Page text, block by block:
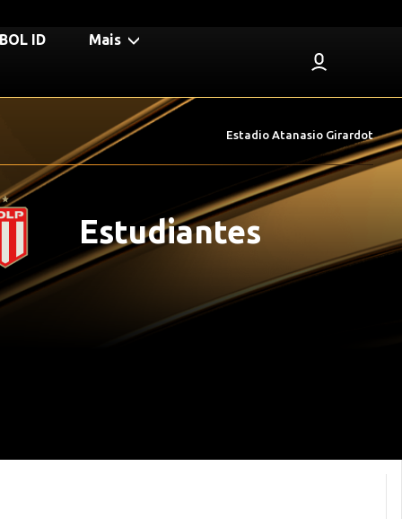
ID Mais
Estadio Atanasio Girardot
Estudiantes